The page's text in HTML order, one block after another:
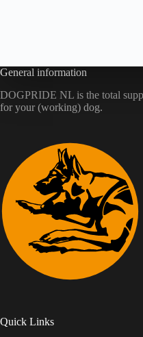
General information
DOGPRIDE NL is the total
for your (working) dog.
Quick Links